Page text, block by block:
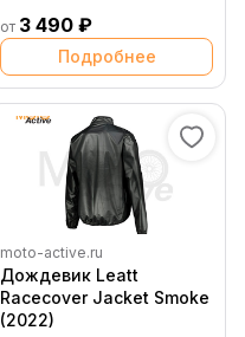
от 3 490 ₽
Подробнее
moto-active.ru
Дождевик Leatt
Racecover Jacket Smoke
(2022)